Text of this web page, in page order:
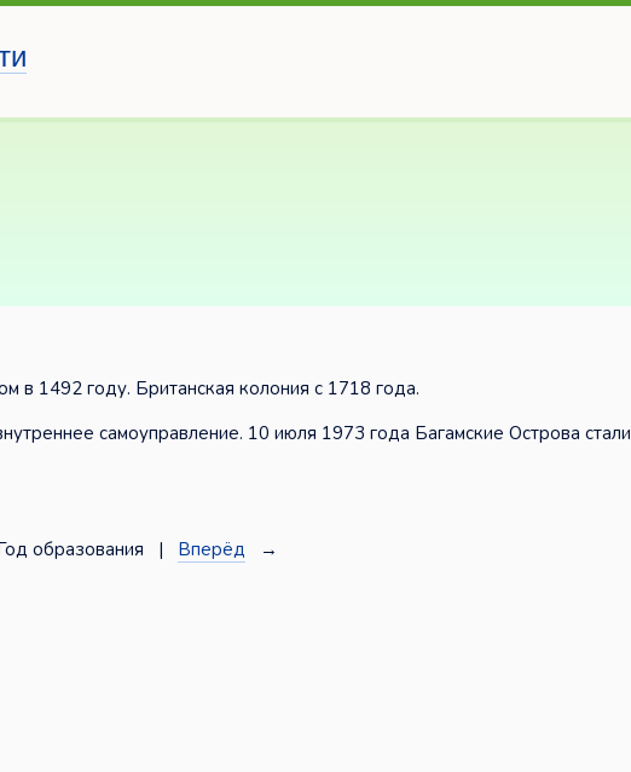
в 1492 году. Британская колония с 1718 года.
самоуправление. 10 июля 1973 года Багамские Острова стали
образования | Вперёд →